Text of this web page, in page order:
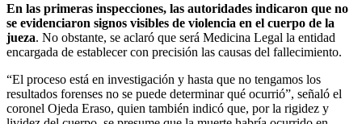
En las primeras inspecciones, las autoridades indicaron que no
se evidenciaron signos visibles de violencia en el cuerpo de la
jueza. No obstante, se aclaró que será Medicina Legal la entidad
encargada de establecer con precisión las causas del fallecimiento.
“El proceso está en investigación y hasta que no tengamos los
resultados forenses no se puede determinar qué ocurrió”, señaló el
coronel Ojeda Eraso, quien también indicó que, por la rigidez y